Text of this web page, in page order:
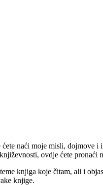
naći moje misli, dojmove
ovdje ćete pronaći
knjiga koje čitam, ali i
knjige.